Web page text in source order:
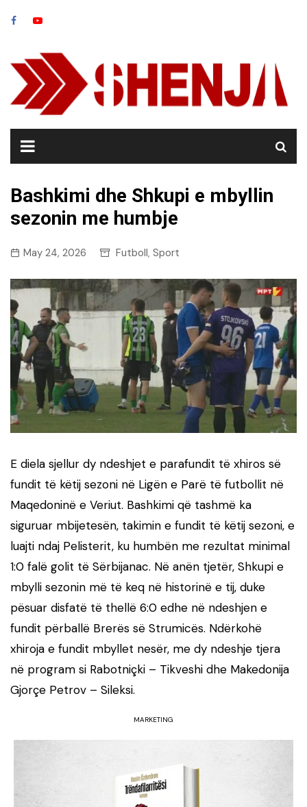
Bashkimi dhe Shkupi e mbyllin
sezonin me humbje
May 24, 2026 Futboll, Sport
E diela sjellur dy ndeshjet e parafundit të xhiros së
fundit të këtij sezoni në Ligën e Parë të futbollit në
Maqedoninë e Veriut. Bashkimi që tashmë ka
siguruar mbijetesën, takimin e fundit të këtij sezoni, e
luajti ndaj Pelisterit, ku humbën me rezultat minimal
1:0 falë golit të Sërbijanac. Në anën tjetër, Shkupi e
mbylli sezonin më të keq në historinë e tij, duke
pësuar disfatë të thellë 6:0 edhe në ndeshjen e
fundit përballë Brerës së Strumicës. Ndërkohë
xhiroja e fundit mbyllet nesër, me dy ndeshje tjera
në program si Rabotniçki – Tikveshi dhe Makedonija
Gjorçe Petrov – Sileksi.
MARKETING